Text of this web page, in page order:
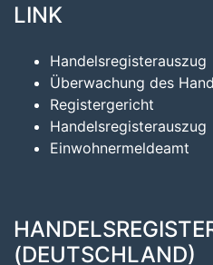
LINK
Handelsregisterauszug
Überwachung des
Registergericht
Handelsregisterauszug
Einwohnermeldeamt
(DEUTSCHLAND)